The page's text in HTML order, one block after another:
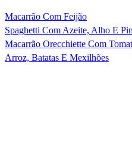
Macarrão Com Feijão
Spaghetti Com Azeite, Alho E
Macarrão Orecchiette Com
Arroz, Batatas E Mexilhões